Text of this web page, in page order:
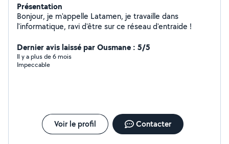
Présentation
Bonjour, je m'appelle Latamen, je travaille dans
l'informatique, ravi d'être sur ce réseau d'entraide !
Dernier avis laissé par Ousmane : 5/5
Il y a plus de 6 mois
Impeccable
Voir le profil Contacter